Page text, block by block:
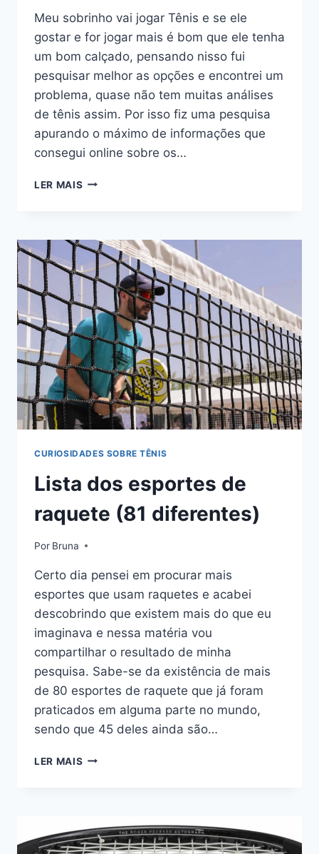
Meu sobrinho vai jogar Tênis e se ele
gostar e for jogar mais é bom que ele tenha
um bom calçado, pensando nisso fui
pesquisar melhor as opções e encontrei um
problema, quase não tem muitas análises
de tênis assim. Por isso fiz uma pesquisa
apurando o máximo de informações que
consegui online sobre os…
LER MAIS OS
INFANTIL
PARA
JOGAR
TÊNIS
–
2021
CURIOSIDADES SOBRE TÊNIS
Lista dos esportes de
raquete (81 diferentes)
Por Bruna
Certo dia pensei em procurar mais
esportes que usam raquetes e acabei
descobrindo que existem mais do que eu
imaginava e nessa matéria vou
compartilhar o resultado de minha
pesquisa. Sabe-se da existência de mais
de 80 esportes de raquete que já foram
praticados em alguma parte no mundo,
sendo que 45 deles ainda são…
LER MAIS LISTA
(81
DIFERENTES)